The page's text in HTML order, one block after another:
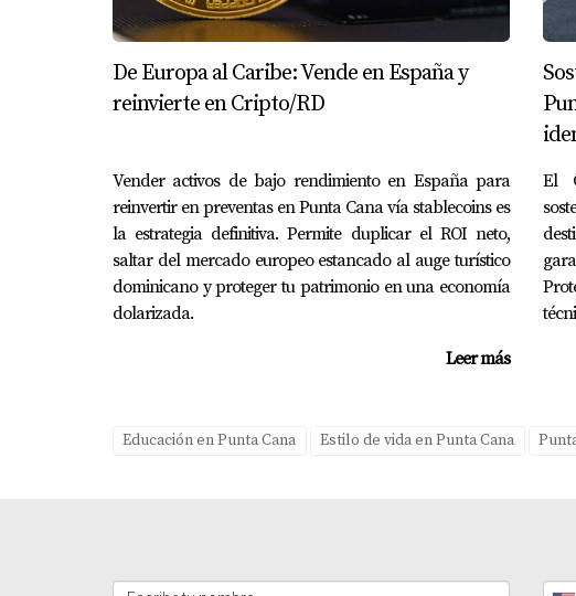
La mayoría de los colegios internacionales ofrecen
¿Los colegios internacionales tienen
Sí, muchos colegios internacionales ofrecen una
desarrollo integral.
¿Cómo puedo saber si un colegio es
Es recomendable visitar las instalaciones, hablar con
¿Existen becas disponibles para
Algunos colegios internacionales ofrecen becas
De Europa al Caribe: Vende en España y
reinvierte en Cripto/RD
Vender activos de bajo rendimiento en España para
reinvertir en preventas en Punta Cana vía stablecoins es
la estrategia definitiva. Permite duplicar el ROI neto,
saltar del mercado europeo estancado al auge turístico
dominicano y proteger tu patrimonio en una economía
dolarizada.
Leer más
El
Educación en Punta Cana Estilo de vida en Punta Cana